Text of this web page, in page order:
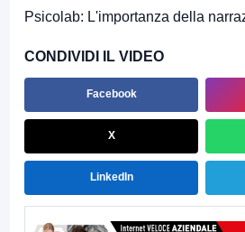
Psicolab: L'importanza della
CONDIVIDI IL VIDEO
Facebook
X
LinkedIn